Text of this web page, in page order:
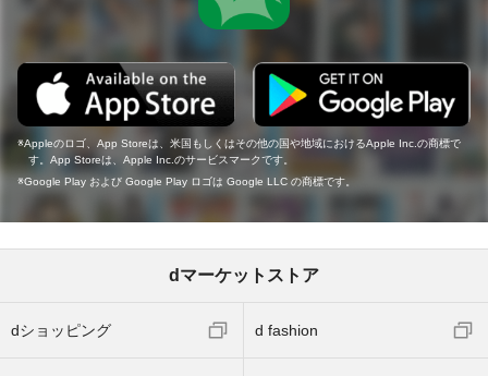
Appleのロゴ、App Storeは、米国もしくはその他の国や地域におけるApple Inc.の商標で
す。App Storeは、Apple Inc.のサービスマークです。
Google Play および Google Play ロゴは Google LLC の商標です。
dマーケットストア
dショッピング d fashion